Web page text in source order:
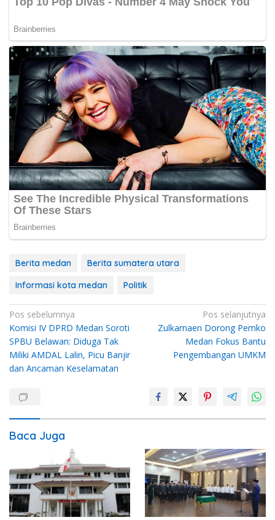
Berita medan
Berita sumatera utara
Informasi kota medan
Politik
Navigasi
pos
Pos sebelumnya
Komisi IV DPRD Medan Soroti
SPBU Belawan: Diduga Tak
Miliki AMDAL Lalin, Picu Banjir
dan Ancaman Keselamatan
Pos selanjutnya
Zulkarnaen Dorong Pemko
Medan Fokus Bantu
Pengembangan UMKM
Baca Juga